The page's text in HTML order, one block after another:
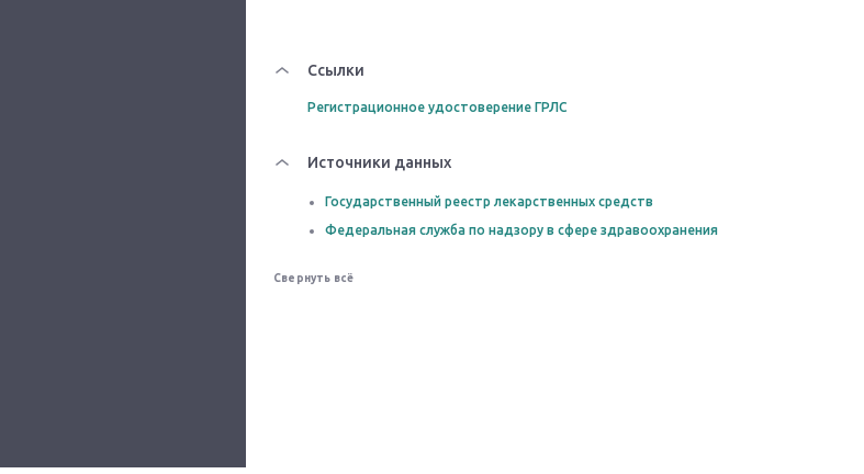
Ссылки
Регистрационное удостоверение ГРЛС
Источники данных
Государственный реестр лекарственных средств
Федеральная служба по надзору в сфере здравоохранения
Свернуть всё